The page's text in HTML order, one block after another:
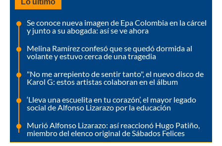
Se conoce nueva imagen de Epa Colombia en la cárcel
y junto a su abogada: así se ve ahora
Melina Ramírez confesó que se quedó dormida al
volante y estuvo cerca de una tragedia
"No me arrepiento de sentir tanto", el nuevo disco de
Karol G: estos artistas colaboran en el álbum
‘Lleva una escuelita en tu corazón’, el mayor legado
social de Alfonso Lizarazo por la educación
Murió Alfonso Lizarazo: así reaccionó Hugo Patiño,
miembro del elenco original de Sábados Felices